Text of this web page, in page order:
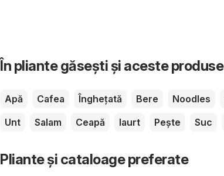
În pliante găsești și aceste produse
Apă Cafea Înghețată Bere Noodles
Unt
Salam Ceapă Iaurt Pește Suc
Pliante și cataloage preferate